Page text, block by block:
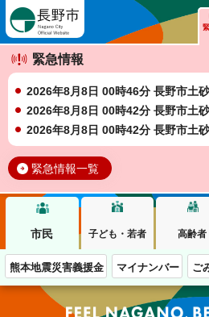
緊急情報
2026年8月8日 00時46分 長野市土
2026年8月8日 00時42分 長野市土
2026年8月8日 00時42分 長野市土
緊急情報一覧
市民 子ども・若者 高齢者
熊本地震災害義援金 マイナンバー ご
この街で、わたしらしく